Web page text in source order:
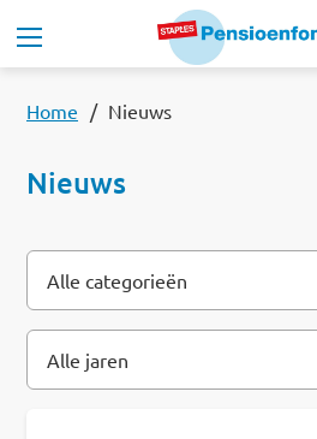
Overslaan en naar de inhoud gaan
Onze regeling
Ons pensioenfonds
MijnStaplesPensioen
Nieuws
Home Nieuws
Nieuws
Alle categorieën
Alle categorieën
nieuwsbericht
Alle jaren